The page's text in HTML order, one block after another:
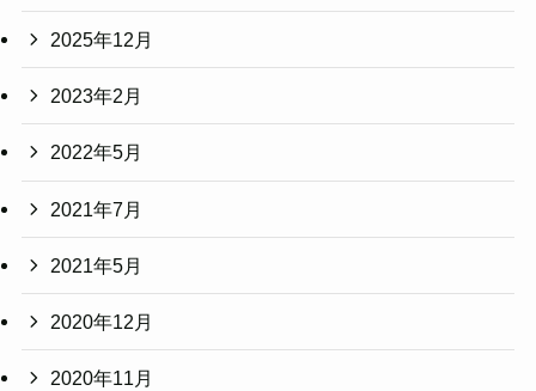
2025年12月
2023年2月
2022年5月
2021年7月
2021年5月
2020年12月
2020年11月